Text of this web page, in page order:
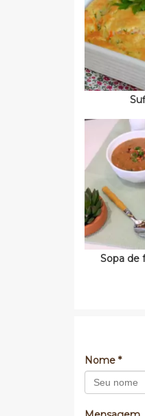
Sopa de
Nome *